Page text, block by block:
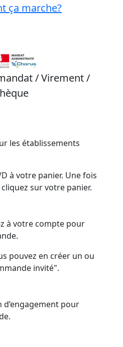
ça marche?
/ Virement /
les établissements
à votre panier. Une fois
sur votre panier.
à votre compte pour
pouvez en créer un ou
invité".
pour